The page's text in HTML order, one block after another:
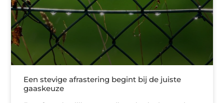
Een stevige afrastering begint bij de juiste
gaaskeuze